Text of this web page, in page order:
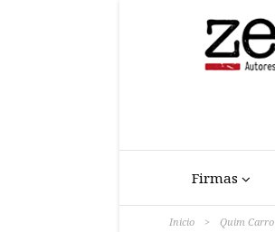
Firmas
Inicio > Quim Carro